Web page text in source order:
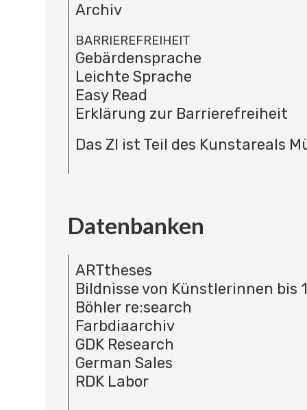
Archiv
BARRIEREFREIHEIT
Gebärdensprache
Leichte Sprache
Easy Read
Erklärung zur Barrierefreiheit
Das ZI ist Teil des Kunstareals
Datenbanken
ARTtheses
Bildnisse von Künstlerinnen bis
Böhler re:search
Farbdiaarchiv
GDK Research
German Sales
RDK Labor